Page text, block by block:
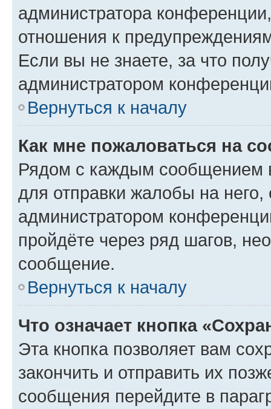
администратора
отношения к
Если вы не знаете, за что
администратором
Вернуться к началу
Как мне пожаловаться на
Рядом с каждым сообщением
для отправки жалобы на
администратором
пройдёте через ряд шагов,
сообщение.
Вернуться к началу
Что означает кнопка
Эта кнопка позволяет вам
закончить и отправить их
сообщения перейдите в